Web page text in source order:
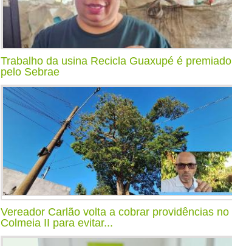
Trabalho da usina Recicla Guaxupé é premiado
pelo Sebrae
Vereador Carlão volta a cobrar providências no
Colmeia II para evitar...